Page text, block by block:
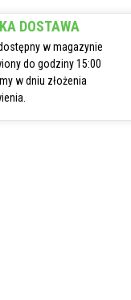
DOSTAWA
w magazynie
do godziny 15:00
w dniu złożenia